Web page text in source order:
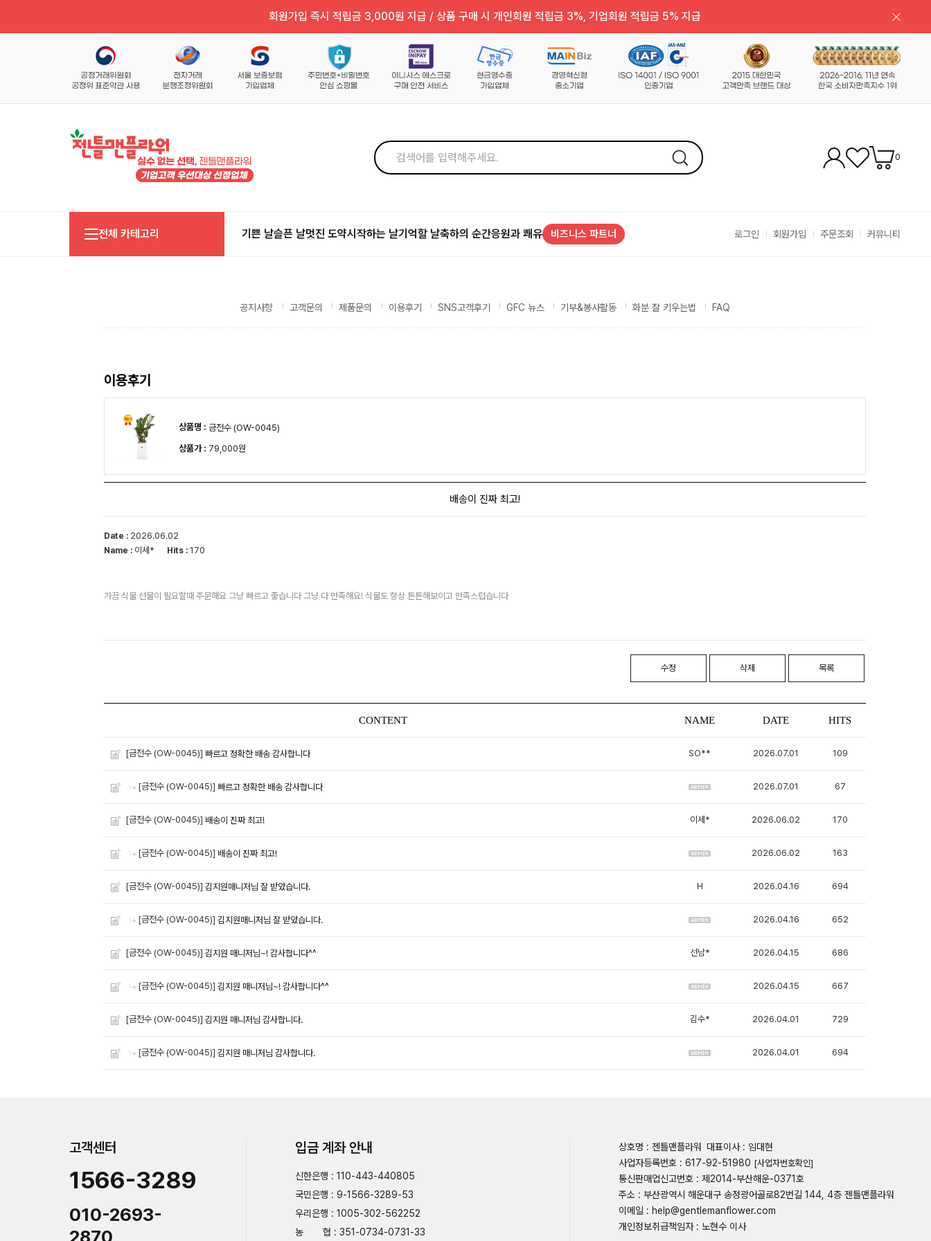
회원가입 즉시 적립금 3,000원 지급 / 상품 구매 시 개인회원 적립금 3%, 기업회원 적립금 5% 지급
0
전체 카테고리 기쁜 날슬픈 날멋진 도약시작하는 날기억할 날축하의 순간응원과 쾌유 비즈니스 파트너 로그인 회원가입 주문조회 커뮤니티
공지사항 고객문의 제품문의 이용후기 SNS고객후기 GFC 뉴스 기부&봉사활동 화분 잘 키우는법 FAQ
이용후기
상품명 : 금전수 (OW-0045)
상품가 : 79,000원
배송이 진짜 최고!
Date : 2026.06.02
Name : 이세* Hits : 170
가끔 식물 선물이 필요할때 주문해요 그냥 빠르고 좋습니다 그냥 다 만족해요! 식물도 항상 튼튼해보이고 만족스럽습니다
수정 삭제 목록
CONTENT NAME DATE HITS
[금전수 (OW-0045)] 빠르고 정확한 배송 감사합니다 SO** 2026.07.01 109
[금전수 (OW-0045)] 빠르고 정확한 배송 감사합니다 2026.07.01 67
[금전수 (OW-0045)] 배송이 진짜 최고! 이세* 2026.06.02 170
[금전수 (OW-0045)] 배송이 진짜 최고! 2026.06.02 163
[금전수 (OW-0045)] 김지원매니저님 잘 받았습니다. H 2026.04.16 694
[금전수 (OW-0045)] 김지원매니저님 잘 받았습니다. 2026.04.16 652
[금전수 (OW-0045)] 김지원 매니저님~! 감사합니다^^ 선남* 2026.04.15 686
[금전수 (OW-0045)] 김지원 매니저님~! 감사합니다^^ 2026.04.15 667
[금전수 (OW-0045)] 김지원 매니저님 감사합니다. 김수* 2026.04.01 729
[금전수 (OW-0045)] 김지원 매니저님 감사합니다. 2026.04.01 694
고객센터
1566-3289
010-2693-
2870
입금 계좌 안내
신한은행 : 110-443-440805
국민은행 : 9-1566-3289-53
우리은행 : 1005-302-562252
농 협 : 351-0734-0731-33
상호명 : 젠틀맨플라워
대표이사 : 임대현
사업자등록번호 : 617-92-51980 [사업자번호확인]
통신판매업신고번호 : 제2014-부산해운-0371호
주소 : 부산광역시 해운대구 송정광어골로82번길 144, 4층 젠틀맨플라워
이메일 : help@gentlemanflower.com
개인정보취급책임자 : 노현수 이사